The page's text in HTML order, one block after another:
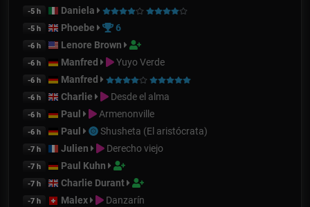
-5 h Daniela
-5 h Phoebe 6
-6 h Lenore Brown
-6 h Manfred Yuyo Verde
-6 h Manfred
-6 h Charlie Desde el alma
-6 h Paul Armenonville
-6 h Paul Shusheta (El aristócrata)
-7 h Julien Derecho viejo
-7 h Paul Kuhn
-7 h Charlie Durant
-7 h Malex Danzarín